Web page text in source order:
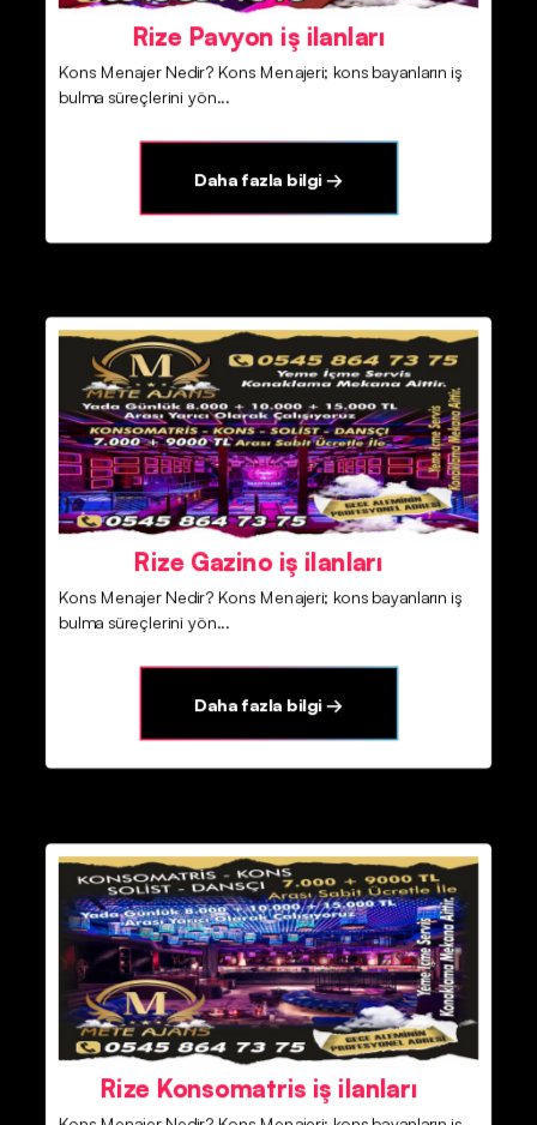
Rize Pavyon iş ilanları
Kons Menajer Nedir? Kons Menajeri; kons bayanların iş
bulma süreçlerini yön...
Daha fazla bilgi →
Rize Gazino iş ilanları
Kons Menajer Nedir? Kons Menajeri; kons bayanların iş
bulma süreçlerini yön...
Daha fazla bilgi →
Rize Konsomatris iş ilanları